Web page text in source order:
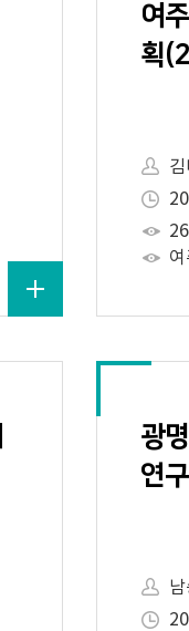
여
획
여
광
연구